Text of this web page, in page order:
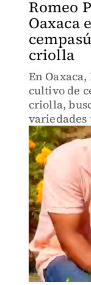
Romeo
Oaxaca
criolla
En
cultivo de
criolla,
economía
agrícolas